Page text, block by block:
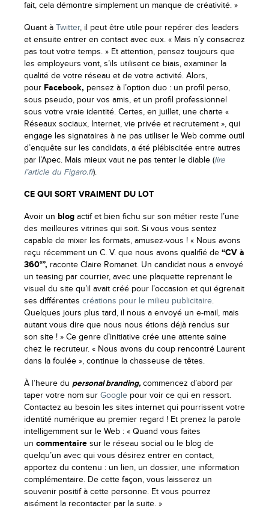
fait, cela démontre simplement un manque de créativité. »
Quant à Twitter, il peut être utile pour repérer des leaders
et ensuite entrer en contact avec eux. « Mais n’y consacrez
pas tout votre temps. » Et attention, pensez toujours que
les employeurs vont, s’ils utilisent ce biais, examiner la
qualité de votre réseau et de votre activité. Alors,
pour Facebook, pensez à l’option duo : un profil perso,
sous pseudo, pour vos amis, et un profil professionnel
sous votre vraie identité. Certes, en juillet, une charte «
Réseaux sociaux, Internet, vie privée et recrutement », qui
engage les signataires à ne pas utiliser le Web comme outil
d’enquête sur les candidats, a été plébiscitée entre autres
par l’Apec. Mais mieux vaut ne pas tenter le diable (lire
l’article du Figaro.fr).
CE QUI SORT VRAIMENT DU LOT
Avoir un blog actif et bien fichu sur son métier reste l’une
des meilleures vitrines qui soit. Si vous vous sentez
capable de mixer les formats, amusez-vous ! « Nous avons
reçu récemment un C. V. que nous avons qualifié de “CV à
360°”, raconte Claire Romanet. Un candidat nous a envoyé
un teasing par courrier, avec une plaquette reprenant le
visuel du site qu’il avait créé pour l’occasion et qui égrenait
ses différentes créations pour le milieu publicitaire.
Quelques jours plus tard, il nous a envoyé un e-mail, mais
autant vous dire que nous nous étions déjà rendus sur
son site ! » Ce genre d’initiative crée une attente saine
chez le recruteur. « Nous avons du coup rencontré Laurent
dans la foulée », continue la chasseuse de têtes.
À l’heure du personal branding, commencez d’abord par
taper votre nom sur Google pour voir ce qui en ressort.
Contactez au besoin les sites internet qui pourrissent votre
identité numérique au premier regard ! Et prenez la parole
intelligemment sur le Web : « Quand vous faites
un commentaire sur le réseau social ou le blog de
quelqu’un avec qui vous désirez entrer en contact,
apportez du contenu : un lien, un dossier, une information
complémentaire. De cette façon, vous laisserez un
souvenir positif à cette personne. Et vous pourrez
aisément la recontacter par la suite. »